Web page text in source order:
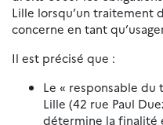
Lille lorsqu’un traitement
concerne en tant
Il est précisé que :
Le « responsable du
Lille (42 rue Paul
détermine la finalité